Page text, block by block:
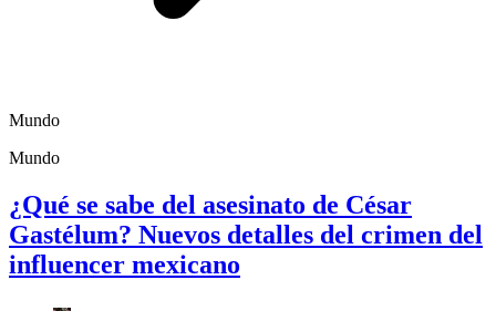
Mundo
Mundo
¿Qué se sabe del asesinato de César
Gastélum? Nuevos detalles del crimen del
influencer mexicano